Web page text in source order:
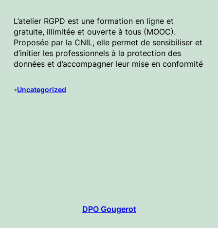
L’atelier RGPD est une formation en ligne et
gratuite, illimitée et ouverte à tous (MOOC).
Proposée par la CNIL, elle permet de sensibiliser et
d’initier les professionnels à la protection des
données et d’accompagner leur mise en conformité
•Uncategorized
DPO Gougerot